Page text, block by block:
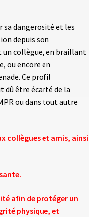
sa dangerosité et les
depuis son
collègue, en braillant
ou encore en
Ce profil
dû être écarté de la
ou dans tout autre
collègues et amis, ainsi
afin de protéger un
physique, et